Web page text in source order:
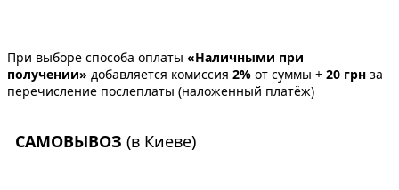
При выборе способа оплаты «Наличными при
получении» добавляется комиссия 2% от суммы + 20 грн за
перечисление послеплаты (наложенный платёж)
САМОВЫВОЗ (в Киеве)